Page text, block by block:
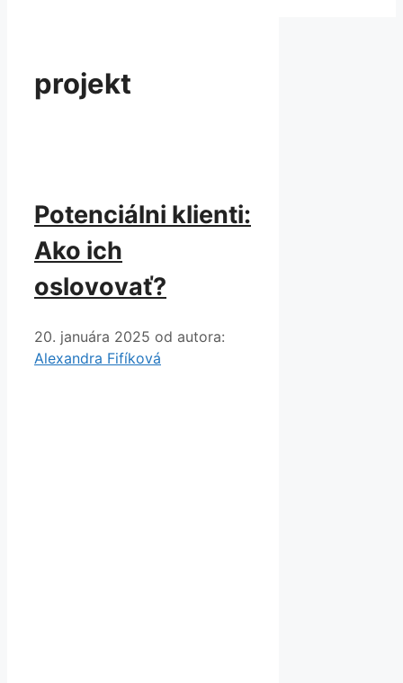
projekt
Potenciálni klienti:
Ako ich
oslovovať?
20. januára 2025 od autora:
Alexandra Fifíková